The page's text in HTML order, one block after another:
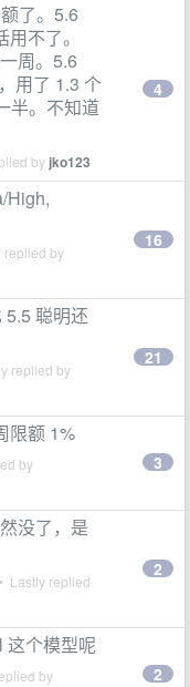
了。5.6
不了。
周。5.6
用了 1.3 个
半。不知道
by jko123
4
High,
replied by
16
5.5 聪明还
replied by
21
限额 1%
by 3
没了，是
• Lastly replied
2
这个模型呢
by 2